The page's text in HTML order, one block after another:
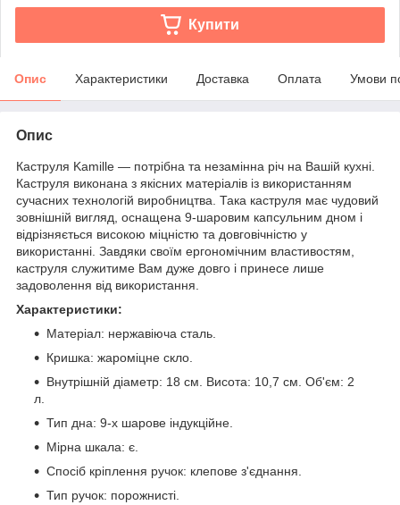
Купити
Опис Характеристики Доставка Оплата Умови
Опис
Каструля Kamille — потрібна та незамінна річ на Вашій кухні.
Каструля виконана з якісних матеріалів із використанням
сучасних технологій виробництва. Така каструля має чудовий
зовнішній вигляд, оснащена 9-шаровим капсульним дном і
відрізняється високою міцністю та довговічністю у
використанні. Завдяки своїм ергономічним властивостям,
каструля служитиме Вам дуже довго і принесе лише
задоволення від використання.
Характеристики:
Матеріал: нержавіюча сталь.
Кришка: жароміцне скло.
Внутрішній діаметр: 18 см. Висота: 10,7 см. Об'єм: 2
л.
Тип дна: 9-х шарове індукційне.
Мірна шкала: є.
Спосіб кріплення ручок: клепове з'єднання.
Тип ручок: порожнисті.